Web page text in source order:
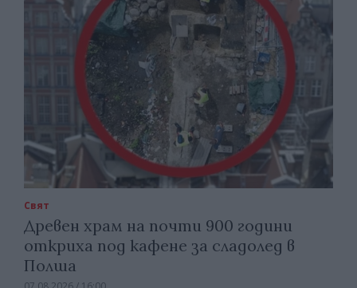
Свят
Древен храм на почти 900 години
откриха под кафене за сладолед в
Полша